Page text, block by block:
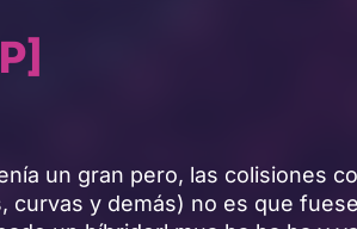
un gran pero, las colisiones
y demás) no es que